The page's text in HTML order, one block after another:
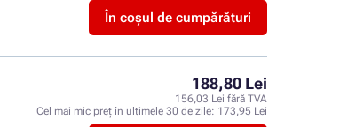
În coșul de cumpărături
188,80 Lei
156,03 Lei fără TVA
Cel mai mic preț în ultimele 30 de zile: 173,95 Lei